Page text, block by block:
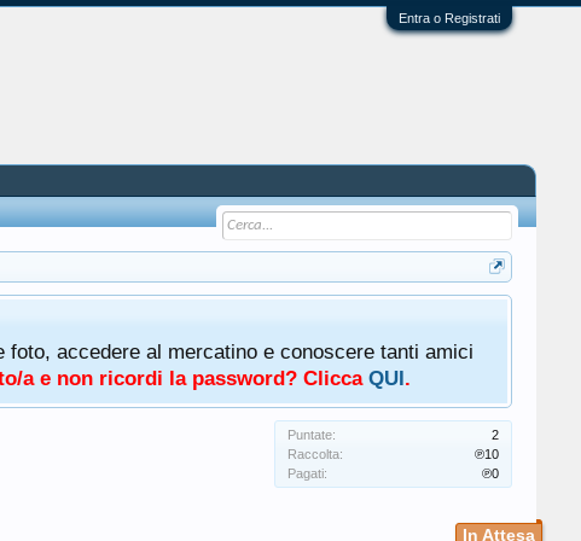
Entra o Registrati
accedere al mercatino e conoscere tanti amici
a e non ricordi la password? Clicca QUI.
Puntate:
2
Raccolta:
℗10
Pagati:
℗0
In Attesa